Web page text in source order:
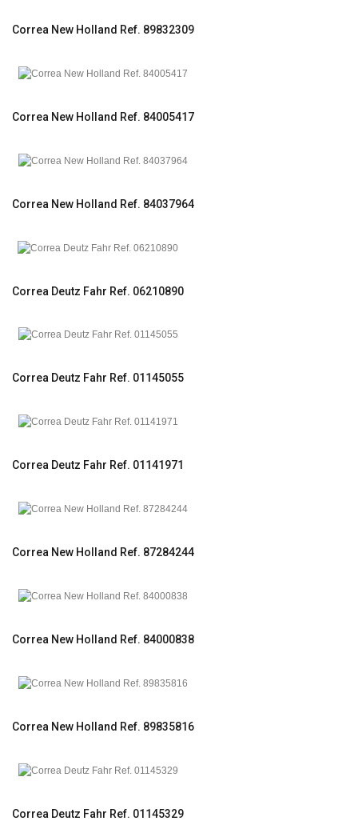
Correa New Holland Ref. 89832309
Correa New Holland Ref. 84005417
Correa New Holland Ref. 84037964
Correa Deutz Fahr Ref. 06210890
Correa Deutz Fahr Ref. 01145055
Correa Deutz Fahr Ref. 01141971
Correa New Holland Ref. 87284244
Correa New Holland Ref. 84000838
Correa New Holland Ref. 89835816
Correa Deutz Fahr Ref. 01145329